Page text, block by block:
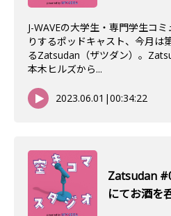
J-WAVEの大学生・専門学生コ
りするポッドキャスト、今月は
るZatsudan（ザツダン）。
本木ヒルズから...
2023.06.01 |00:34:22
Zatsudan
にてお酒を